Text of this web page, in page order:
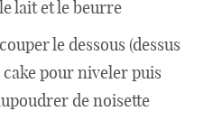
lait et le beurre
le dessous (dessus
pour niveler puis
de noisette